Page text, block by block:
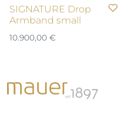
SIGNATURE Drop
Armband small
10.900,00 €